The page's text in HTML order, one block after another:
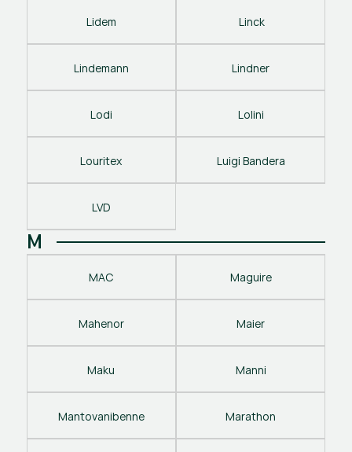
Lidem Linck
Lindemann Lindner
Lodi Lolini
Louritex Luigi Bandera
LVD
M
MAC Maguire
Mahenor Maier
Maku Manni
Mantovanibenne Marathon